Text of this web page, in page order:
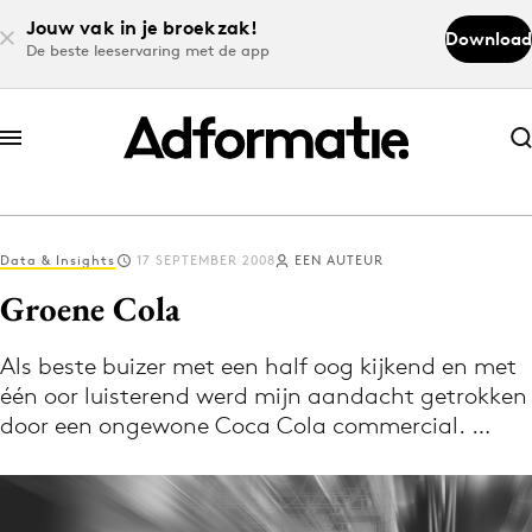
Jouw vak in je broekzak!
De beste leeservaring met de app
Download
Abonneer nu
Abonneer nu
Log in
Download de app
Volg het laatste nieuws via de Adformatie
Nieuws app
Data & Insights 17 SEPTEMBER 2008 EEN AUTEUR
Groene Cola
Als beste buizer met een half oog kijkend en met
één oor luisterend werd mijn aandacht getrokken
door een ongewone Coca Cola commercial. …